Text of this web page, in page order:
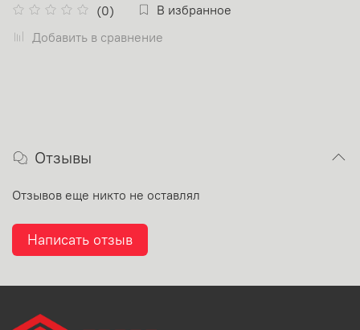
(0)
В избранное
Добавить в сравнение
Отзывы
Отзывов еще никто не оставлял
Написать отзыв